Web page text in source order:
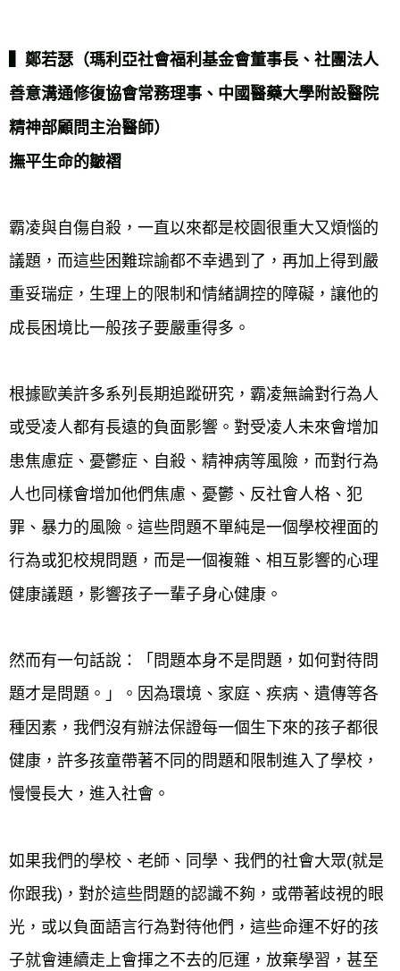
▍鄭若瑟（瑪利亞社會福利基金會董事長、社團法人
善意溝通修復協會常務理事、中國醫藥大學附設醫院
精神部顧問主治醫師）
撫平生命的皺褶
霸凌與自傷自殺，一直以來都是校園很重大又煩惱的
議題，而這些困難琮諭都不幸遇到了，再加上得到嚴
重妥瑞症，生理上的限制和情緒調控的障礙，讓他的
成長困境比一般孩子要嚴重得多。
根據歐美許多系列長期追蹤研究，霸凌無論對行為人
或受凌人都有長遠的負面影響。對受凌人未來會增加
患焦慮症、憂鬱症、自殺、精神病等風險，而對行為
人也同樣會增加他們焦慮、憂鬱、反社會人格、犯
罪、暴力的風險。這些問題不單純是一個學校裡面的
行為或犯校規問題，而是一個複雜、相互影響的心理
健康議題，影響孩子一輩子身心健康。
然而有一句話說：「問題本身不是問題，如何對待問
題才是問題。」。因為環境、家庭、疾病、遺傳等各
種因素，我們沒有辦法保證每一個生下來的孩子都很
健康，許多孩童帶著不同的問題和限制進入了學校，
慢慢長大，進入社會。
如果我們的學校、老師、同學、我們的社會大眾(就是
你跟我)，對於這些問題的認識不夠，或帶著歧視的眼
光，或以負面語言行為對待他們，這些命運不好的孩
子就會連續走上會揮之不去的厄運，放棄學習，甚至